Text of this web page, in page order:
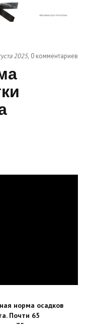
2025, 0 комментариев
норма осадков
Почти 65